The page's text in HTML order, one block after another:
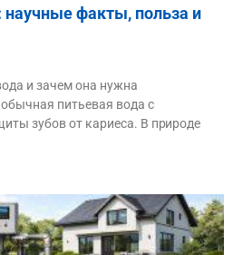
факты, польза и
и зачем она нужна
питьевая вода с
зубов от кариеса. В природе